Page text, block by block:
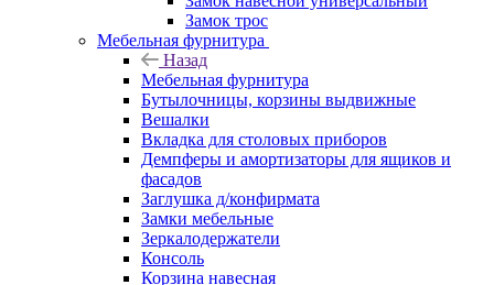
Замок трос
Мебельная фурнитура
Назад
Мебельная фурнитура
Бутылочницы, корзины выдвижные
Вешалки
Вкладка для столовых приборов
Демпферы и амортизаторы для ящиков и
фасадов
Заглушка д/конфирмата
Замки мебельные
Зеркалодержатели
Консоль
Корзина навесная